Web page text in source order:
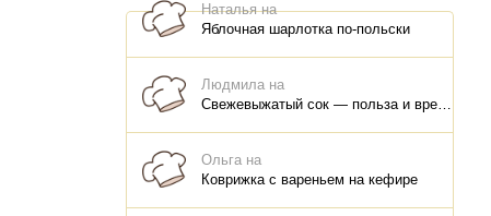
Наталья на
Яблочная шарлотка по-польски
Людмила на
Свежевыжатый сок — польза и вред, как правильно пить, как хранить
Ольга на
Коврижка с вареньем на кефире